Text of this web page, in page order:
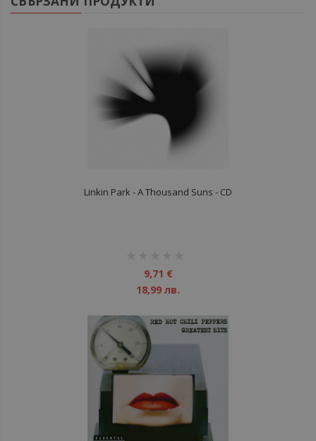
Linkin Park - A Thousand Suns - CD
9,71 €
18,99 лв.